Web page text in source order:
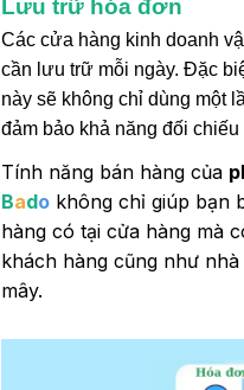
Lưu trữ hóa đơn
Các cửa hàng kinh doanh
cần lưu trữ mỗi ngày. Đặc
này sẽ không chỉ dùng một
đảm bảo khả năng đối
Tính năng bán hàng của
Bado không chỉ giúp bạn
hàng có tại cửa hàng mà
khách hàng cũng như
mây.